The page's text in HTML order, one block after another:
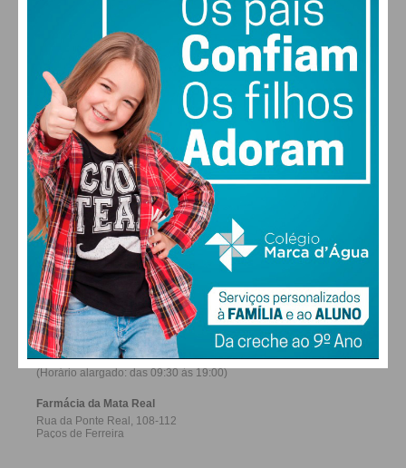
SÁB DOM
29
SEG
30
TER
ALTERAR
FARMACIAS DE SERVIÇO EM PAÇOS DE
FERREIRA